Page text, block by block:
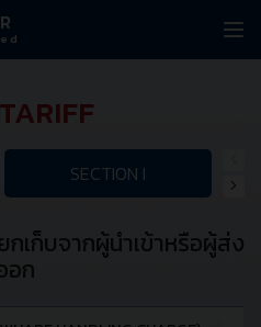
TARIFF
SECTION I
กเก็บจากผู้นำเข้าหรือผู้ส่ง
อก